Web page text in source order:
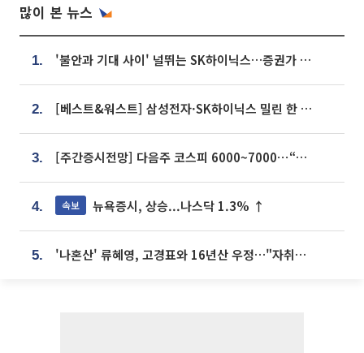
많이 본 뉴스
1. '불안과 기대 사이' 널뛰는 SK하이닉스…증권가 "HBM4·LTA 기반 펀터멘털 견고"
2. [베스트&워스트] 삼성전자·SK하이닉스 밀린 한 주…상상인증권은 85% 급등
3. [주간증시전망] 다음주 코스피 6000~7000⋯“外人 수급은 정책이 변수”
4. 속보 뉴욕증시, 상승...나스닥 1.3% ↑
5. '나혼산' 류혜영, 고경표와 16년산 우정…"자취방서 부모님과 마주쳐"